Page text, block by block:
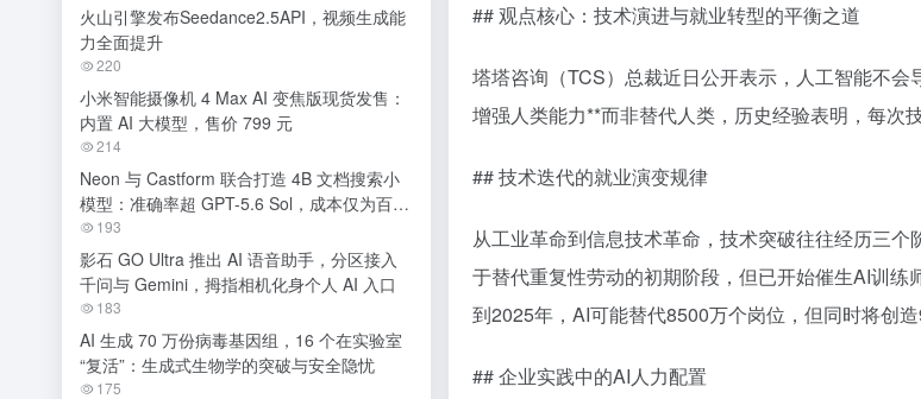
## 观点核心：技术演进与就业转型的平衡之道
塔塔咨询（TCS）总裁近日公开表示，人工智能不
增强人类能力**而非替代人类，历史经验表明，每次
## 技术迭代的就业演变规律
从工业革命到信息技术革命，技术突破往往经历三
于替代重复性劳动的初期阶段，但已开始催生AI训练
到2025年，AI可能替代8500万个岗位，但同时将创造
## 企业实践中的AI人力配置
火山引擎发布Seedance2.5API，视频生成能
力全面提升
220
小米智能摄像机 4 Max AI 变焦版现货发售：
内置 AI 大模型，售价 799 元
214
Neon 与 Castform 联合打造 4B 文档搜索小
模型：准确率超 GPT-5.6 Sol，成本仅为百分
之一
193
影石 GO Ultra 推出 AI 语音助手，分区接入
千问与 Gemini，拇指相机化身个人 AI 入口
183
AI 生成 70 万份病毒基因组，16 个在实验室
“复活”：生成式生物学的突破与安全隐忧
175